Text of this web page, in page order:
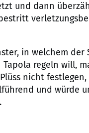
und dann
in welchem der
regeln will,
nicht festlegen,
und würde